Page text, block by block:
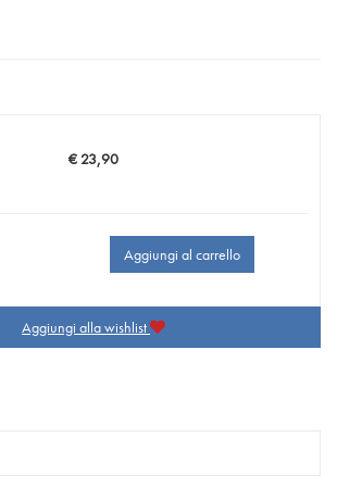
Prezzo
€ 23,90
Aggiungi al carrello
Aggiungi alla wishlist